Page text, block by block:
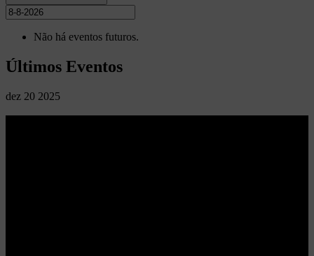
Não há eventos futuros.
Últimos Eventos
dez 20 2025